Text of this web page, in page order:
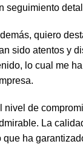
seguimiento
quiero
sido atentos y
lo cual me
nivel de
La
que ha